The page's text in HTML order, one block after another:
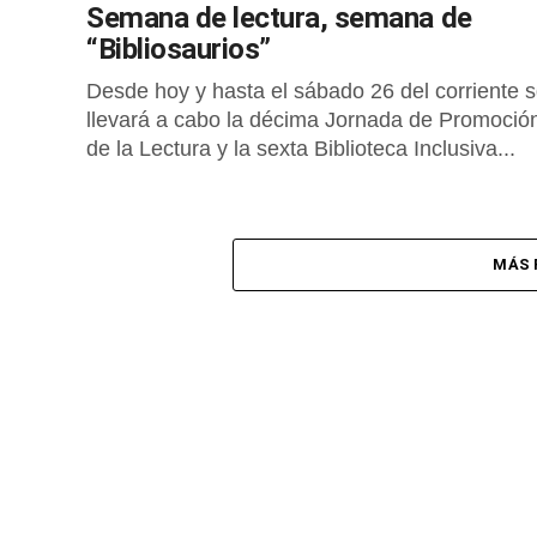
Semana de lectura, semana de
“Bibliosaurios”
Desde hoy y hasta el sábado 26 del corriente
llevará a cabo la décima Jornada de
de la Lectura y la sexta Biblioteca Inclusiva...
MÁS